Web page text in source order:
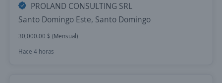
PROLAND CONSULTING SRL
Santo Domingo Este, Santo Domingo
30,000.00 $ (Mensual)
Hace 4 horas